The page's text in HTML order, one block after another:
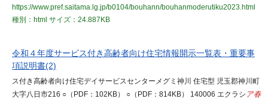
https://www.pref.saitama.lg.jp/b0104/bouhann/bouhanmoderutiku2023.html
種別：html サイズ：24.887KB
令和４年度サービス付き高齢者向け住宅情報開示一覧表・重要事
項説明書(2)
ス付き高齢者向け住宅デイサービスセンターメグミ神川 住宅型 児玉郡神川町
大字八日市216 ○（PDF：102KB） ○（PDF：814KB） 140006 エクラシ ア春